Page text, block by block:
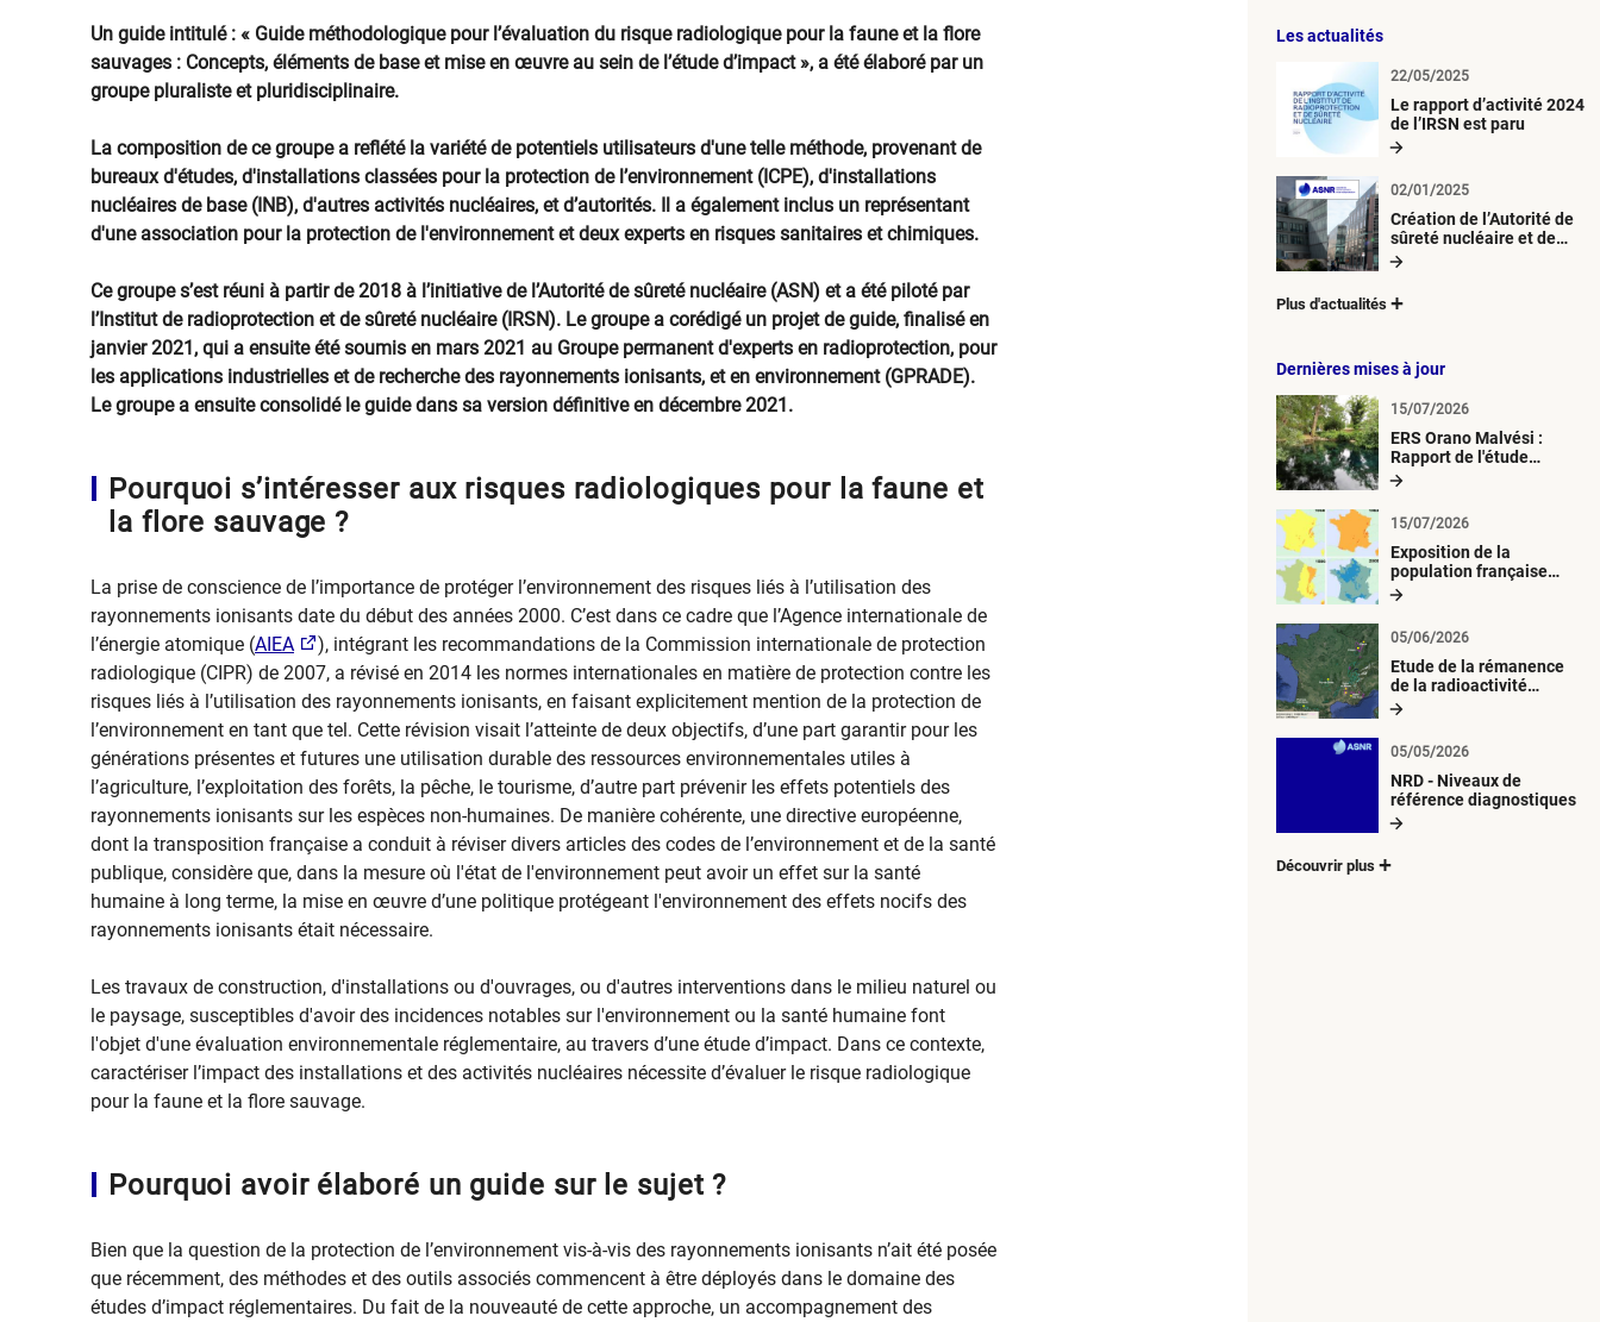
Un guide intitulé : « Guide méthodologique pour l’évaluation du risque radiologique pour la faune et la flore
sauvages : Concepts, éléments de base et mise en œuvre au sein de l’étude d’impact », a été élaboré par un
groupe pluraliste et pluridisciplinaire.
La composition de ce groupe a reflété la variété de potentiels utilisateurs d'une telle méthode, provenant de
bureaux d'études, d'installations classées pour la protection de l’environnement (ICPE), d'installations
nucléaires de base (INB), d'autres activités nucléaires, et d’autorités. Il a également inclus un représentant
d'une association pour la protection de l'environnement et deux experts en risques sanitaires et chimiques.
Ce groupe s’est réuni à partir de 2018 à l’initiative de l’Autorité de sûreté nucléaire (ASN) et a été piloté par
l’Institut de radioprotection et de sûreté nucléaire (IRSN). Le groupe a corédigé un projet de guide, finalisé en
janvier 2021, qui a ensuite été soumis en mars 2021 au Groupe permanent d'experts en radioprotection, pour
les applications industrielles et de recherche des rayonnements ionisants, et en environnement (GPRADE).
Le groupe a ensuite consolidé le guide dans sa version définitive en décembre 2021.
Pourquoi s’intéresser aux risques radiologiques pour la faune et
la flore sauvage ?
La prise de conscience de l’importance de protéger l’environnement des risques liés à l’utilisation des
rayonnements ionisants date du début des années 2000. C’est dans ce cadre que l’Agence internationale de
l’énergie atomique (AIEA​
), intégrant les recommandations de la Commission internationale de protection
radiologique (CIPR) de 2007, a révisé en 2014 les normes internationales en matière de protection contre les
risques liés à l’utilisation des rayonnements ionisants, en faisant explicitement mention de la protection de
l’environnement en tant que tel. Cette révision visait l’atteinte de deux objectifs, d’une part garantir pour les
générations présentes et futures une utilisation durable des ressources environnementales utiles à
l’agriculture, l’exploitation des forêts, la pêche, le tourisme, d’autre part prévenir les effets potentiels des
rayonnements ionisants sur les espèces non-humaines. De manière cohérente, une directive européenne,
dont la transposition française a conduit à réviser divers articles des codes de l’environnement et de la santé
publique, considère que, dans la mesure où l'état de l'environnement peut avoir un effet sur la santé
humaine à long terme, la mise en œuvre d’une politique protégeant l'environnement des effets nocifs des
rayonnements ionisants était nécessaire.
Les travaux de construction, d'installations ou d'ouvrages, ou d'autres interventions dans le milieu naturel ou
le paysage, susceptibles d'avoir des incidences notables sur l'environnement ou la santé humaine font
l'objet d'une évaluation environnementale réglementaire, au travers d’une étude d’impact. Dans ce contexte,
caractériser l’impact des installations et des activités nucléaires nécessite d’évaluer le risque radiologique
pour la faune et la flore sauvage.
Pourquoi avoir élaboré un guide sur le sujet ?
Bien que la question de la protection de l’environnement vis-à-vis des rayonnements ionisants n’ait été posée
que récemment, des méthodes et des outils associés commencent à être déployés dans le domaine des
études d’impact réglementaires. Du fait de la nouveauté de cette approche, un accompagnement des
Les actualités
Le rapport d’activité 2024
de l’IRSN est paru
22/05/2025
Création de l’Autorité de
sûreté nucléaire et de
radioprotection (ASNR)
02/01/2025
Plus d'actualités
Dernières mises à jour
ERS Orano Malvési :
Rapport de l'étude
radiologique du milieu
15/07/2026
Exposition de la
population française
métropolitaine aux
atmosphériques
radioactives depuis 1945
15/07/2026
Etude de la rémanence
de la radioactivité
d’origine artificielle
05/06/2026
NRD - Niveaux de
référence diagnostiques
05/05/2026
Découvrir plus